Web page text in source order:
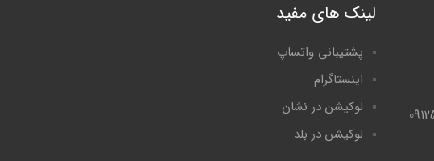
لینک های مفید
پشتیبانی واتساپ
اینستاگرام
لوکیشن در نشان
لوکیشن در بلد